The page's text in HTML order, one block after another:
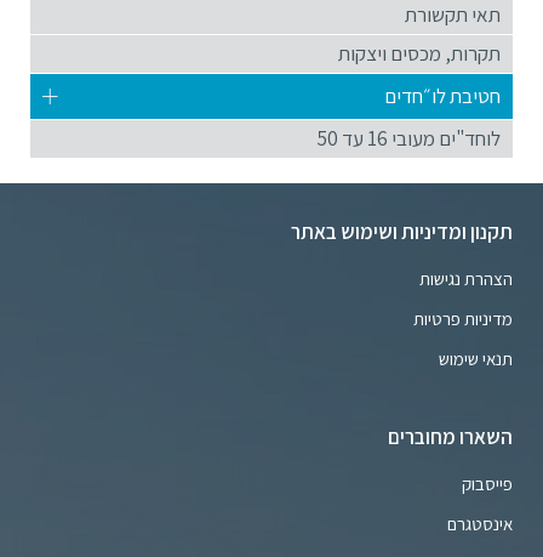
תאי תקשורת
תקרות, מכסים ויצקות
חטיבת לו״חדים
לוחד"ים מעובי 16 עד 50
תקנון ומדיניות ושימוש באתר
הצהרת נגישות
מדיניות פרטיות
תנאי שימוש
השארו מחוברים
פייסבוק
אינסטגרם